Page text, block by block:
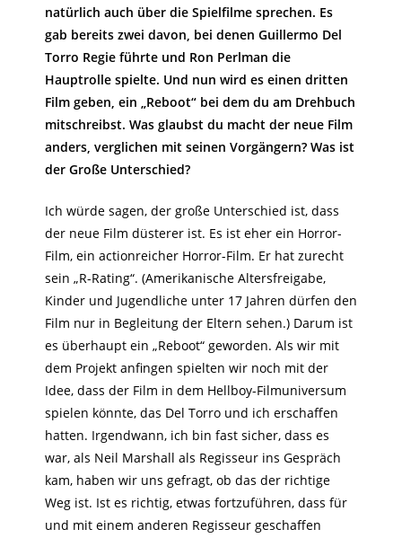
natürlich auch über die Spielfilme sprechen. Es
gab bereits zwei davon, bei denen Guillermo Del
Torro Regie führte und Ron Perlman die
Hauptrolle spielte. Und nun wird es einen dritten
Film geben, ein „Reboot“ bei dem du am Drehbuch
mitschreibst. Was glaubst du macht der neue Film
anders, verglichen mit seinen Vorgängern? Was ist
der Große Unterschied?
Ich würde sagen, der große Unterschied ist, dass
der neue Film düsterer ist. Es ist eher ein Horror-
Film, ein actionreicher Horror-Film. Er hat zurecht
sein „R-Rating“. (Amerikanische Altersfreigabe,
Kinder und Jugendliche unter 17 Jahren dürfen den
Film nur in Begleitung der Eltern sehen.) Darum ist
es überhaupt ein „Reboot“ geworden. Als wir mit
dem Projekt anfingen spielten wir noch mit der
Idee, dass der Film in dem Hellboy-Filmuniversum
spielen könnte, das Del Torro und ich erschaffen
hatten. Irgendwann, ich bin fast sicher, dass es
war, als Neil Marshall als Regisseur ins Gespräch
kam, haben wir uns gefragt, ob das der richtige
Weg ist. Ist es richtig, etwas fortzuführen, dass für
und mit einem anderen Regisseur geschaffen